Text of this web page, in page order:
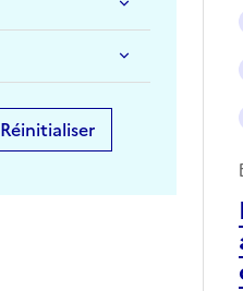
Réinitialiser